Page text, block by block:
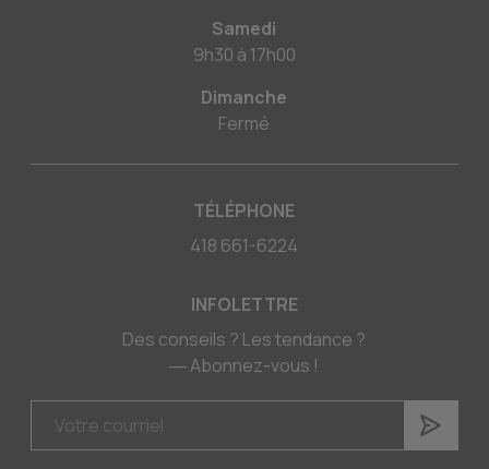
Samedi
9h30 à 17h00
Dimanche
Fermé
TÉLÉPHONE
418 661-6224
INFOLETTRE
Des conseils ? Les tendance ?
― Abonnez-vous !